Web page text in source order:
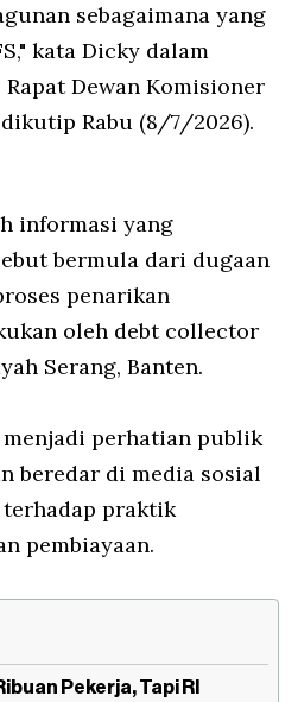
sebagaimana yang
kata Dicky dalam
Dewan Komisioner
dikutip Rabu (8/7/2026).
informasi yang
bermula dari dugaan
penarikan
oleh debt collector
Serang, Banten.
perhatian publik
beredar di media sosial
praktik
pembiayaan.
Pekerja, Tapi RI